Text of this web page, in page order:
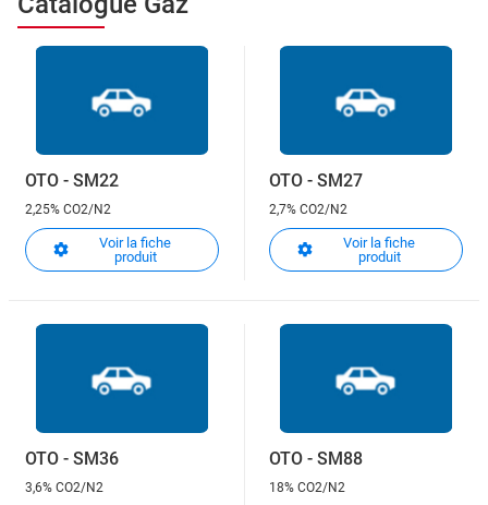
OTO - SM22
2,25% CO2/N2
Voir la fiche
produit
OTO - SM27
2,7% CO2/N2
Voir la fiche
produit
OTO - SM36
3,6% CO2/N2
OTO - SM88
18% CO2/N2